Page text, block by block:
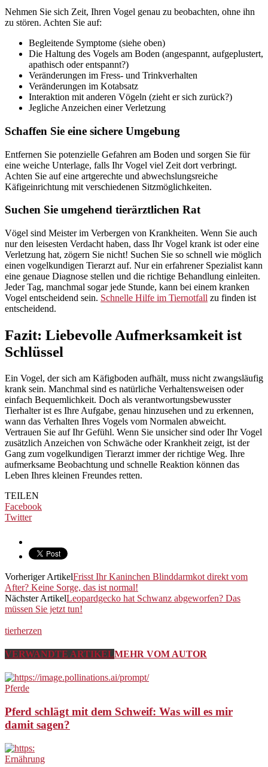
Nehmen Sie sich Zeit, Ihren Vogel genau zu beobachten, ohne ihn
zu stören. Achten Sie auf:
Begleitende Symptome (siehe oben)
Die Haltung des Vogels am Boden (angespannt, aufgeplustert,
apathisch oder entspannt?)
Veränderungen im Fress- und Trinkverhalten
Veränderungen im Kotabsatz
Interaktion mit anderen Vögeln (zieht er sich zurück?)
Jegliche Anzeichen einer Verletzung
Schaffen Sie eine sichere Umgebung
Entfernen Sie potenzielle Gefahren am Boden und sorgen Sie für
eine weiche Unterlage, falls Ihr Vogel viel Zeit dort verbringt.
Achten Sie auf eine artgerechte und abwechslungsreiche
Käfigeinrichtung mit verschiedenen Sitzmöglichkeiten.
Suchen Sie umgehend tierärztlichen Rat
Vögel sind Meister im Verbergen von Krankheiten. Wenn Sie auch
nur den leisesten Verdacht haben, dass Ihr Vogel krank ist oder eine
Verletzung hat, zögern Sie nicht! Suchen Sie so schnell wie möglich
einen vogelkundigen Tierarzt auf. Nur ein erfahrener Spezialist kann
eine genaue Diagnose stellen und die richtige Behandlung einleiten.
Jeder Tag, manchmal sogar jede Stunde, kann bei einem kranken
Vogel entscheidend sein. Schnelle Hilfe im Tiernotfall zu finden ist
entscheidend.
Fazit: Liebevolle Aufmerksamkeit ist
Schlüssel
Ein Vogel, der sich am Käfigboden aufhält, muss nicht zwangsläufig
krank sein. Manchmal sind es natürliche Verhaltensweisen oder
einfach Bequemlichkeit. Doch als verantwortungsbewusster
Tierhalter ist es Ihre Aufgabe, genau hinzusehen und zu erkennen,
wann das Verhalten Ihres Vogels vom Normalen abweicht.
Vertrauen Sie auf Ihr Gefühl. Wenn Sie unsicher sind oder Ihr Vogel
zusätzlich Anzeichen von Schwäche oder Krankheit zeigt, ist der
Gang zum vogelkundigen Tierarzt immer der richtige Weg. Ihre
aufmerksame Beobachtung und schnelle Reaktion können das
Leben Ihres kleinen Freundes retten.
TEILEN
Facebook
Twitter
Vorheriger ArtikelFrisst Ihr Kaninchen Blinddarmkot direkt vom
After? Keine Sorge, das ist normal!
Nächster ArtikelLeopardgecko hat Schwanz abgeworfen? Das
müssen Sie jetzt tun!
tierherzen
VERWANDTE ARTIKELMEHR VOM AUTOR
Pferde
Pferd schlägt mit dem Schweif: Was will es mir
damit sagen?
Ernährung